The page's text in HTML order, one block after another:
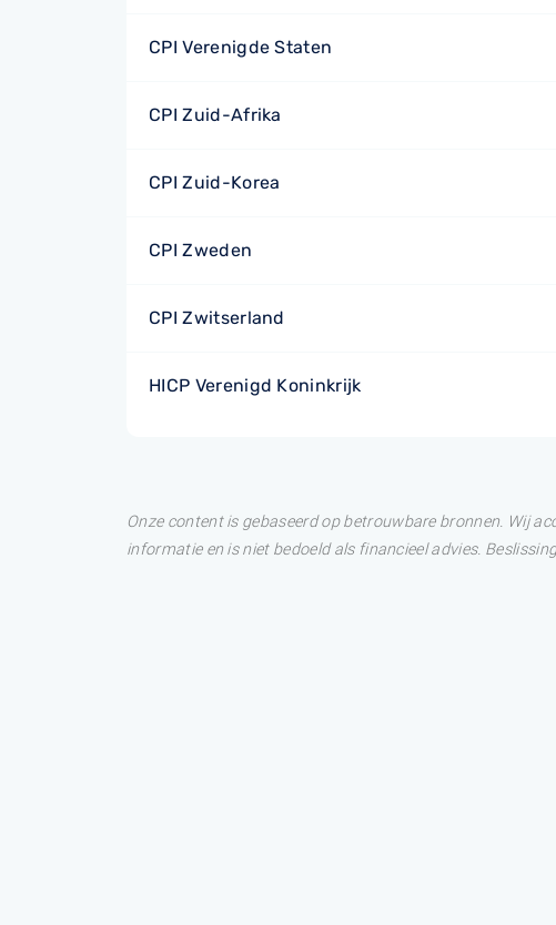
CPI Verenigde Staten
CPI Zuid-Afrika
CPI Zuid-Korea
CPI Zweden
CPI Zwitserland
HICP Verenigd Koninkrijk
Onze content is gebaseerd op betrouwbare bronnen. Wij
informatie en is niet bedoeld als financieel advies.